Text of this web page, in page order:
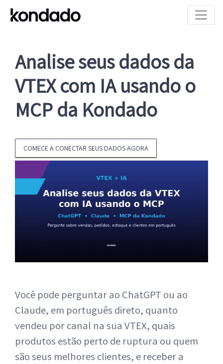
Analise seus dados da
VTEX com IA usando o
MCP da Kondado
COMECE A CONECTAR SEUS DADOS AGORA
Você pode perguntar ao ChatGPT ou ao
Claude, em português direto, quanto
vendeu por canal na sua VTEX, quais
produtos estão perto de ruptura ou quem
são seus melhores clientes, e receber a